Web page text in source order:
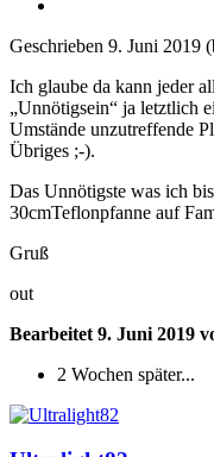
Geschrieben 9. Juni 2019
Ich glaube da kann jeder
„Unnötigsein“ ja letztlich
Umstände unzutreffende
Übriges ;-).
Das Unnötigste was ich
30cmTeflonpfanne auf
Gruß
out
Bearbeitet 9. Juni 2019
2 Wochen später...